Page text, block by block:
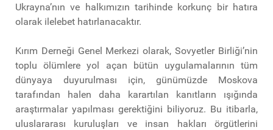
Ukrayna’nın ve halkımızın tarihinde korkunç bir hatıra
olarak ilelebet hatırlanacaktır.
Kırım Derneği Genel Merkezi olarak, Sovyetler Birliği’nin
toplu ölümlere yol açan bütün uygulamalarının tüm
dünyaya duyurulması için, günümüzde Moskova
tarafından halen daha karartılan kanıtların ışığında
araştırmalar yapılması gerektiğini biliyoruz. Bu itibarla,
uluslararası kuruluşları ve insan hakları örgütlerini